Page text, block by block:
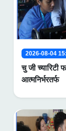
2026-08-04
चु जी च्यारिटी
आत्मनिर्भरतर्फ